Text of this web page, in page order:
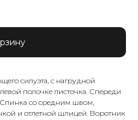
силуэта, с нагрудной
полочке листочка. Спереди
со средним швом,
и отлетной шлицей. Воротник